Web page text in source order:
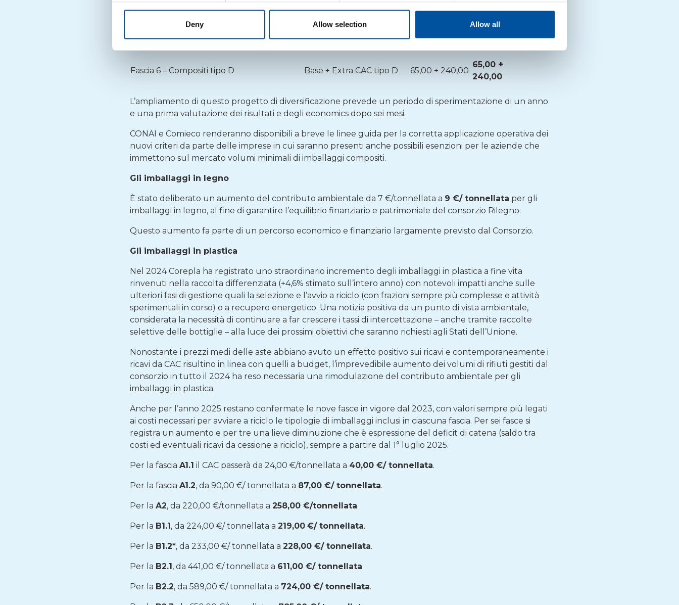
Deny Allow selection Allow all
Fascia 5.1 – Compositi tipo C1 (CERTIFICATI) Base + Extra CAC tipo C1 65,00 + 110,00 65,00 + 65,00
Fascia 5.2 – Compositi tipo C2 (NON
Base + Extra CAC tipo C2 65,00 + 110,00 65,00 + 110,00
Fascia 6 – Compositi tipo D Base + Extra CAC tipo D 65,00 + 240,00
65,00 +
240,00
L’ampliamento di questo progetto di diversificazione prevede un periodo di sperimentazione di un anno
e una prima valutazione dei risultati e degli economics dopo sei mesi.
CONAI e Comieco renderanno disponibili a breve le linee guida per la corretta applicazione operativa dei
nuovi criteri da parte delle imprese in cui saranno presenti anche possibili esenzioni per le aziende che
immettono sul mercato volumi minimali di imballaggi compositi.
Gli imballaggi in legno
È stato deliberato un aumento del contributo ambientale da 7 €/tonnellata a 9 €/ tonnellata per gli
imballaggi in legno, al fine di garantire l’equilibrio finanziario e patrimoniale del consorzio Rilegno.
Questo aumento fa parte di un percorso economico e finanziario largamente previsto dal Consorzio.
Gli imballaggi in plastica
Nel 2024 Corepla ha registrato uno straordinario incremento degli imballaggi in plastica a fine vita
rinvenuti nella raccolta differenziata (+4,6% stimato sull’intero anno) con notevoli impatti anche sulle
ulteriori fasi di gestione quali la selezione e l’avvio a riciclo (con frazioni sempre più complesse e attività
sperimentali in corso) o a recupero energetico. Una notizia positiva da un punto di vista ambientale,
considerata la necessità di continuare a far crescere i tassi di intercettazione – anche tramite raccolte
selettive delle bottiglie – alla luce dei prossimi obiettivi che saranno richiesti agli Stati dell’Unione.
Nonostante i prezzi medi delle aste abbiano avuto un effetto positivo sui ricavi e contemporaneamente i
ricavi da CAC risultino in linea con quelli a budget, l’imprevedibile aumento dei volumi di rifiuti gestiti dal
consorzio in tutto il 2024 ha reso necessaria una rimodulazione del contributo ambientale per gli
imballaggi in plastica.
Anche per l’anno 2025 restano confermate le nove fasce in vigore dal 2023, con valori sempre più legati
ai costi necessari per avviare a riciclo le tipologie di imballaggi inclusi in ciascuna fascia. Per sei fasce si
registra un aumento e per tre una lieve diminuzione che è espressione del deficit di catena (saldo tra
costi ed eventuali ricavi da cessione a riciclo), sempre a partire dal 1° luglio 2025.
Per la fasciaA1.1 il CAC passerà da 24,00 €/tonnellata a 40,00 €/ tonnellata.
Per la fasciaA1.2, da 90,00 €/ tonnellata a 87,00 €/ tonnellata.
Per laA2, da 220,00 €/tonnellata a258,00 €/tonnellata.
Per la B1.1, da 224,00 €/ tonnellata a219,00 €/ tonnellata.
Per la B1.2*, da 233,00 €/ tonnellata a228,00 €/ tonnellata.
Per la B2.1, da 441,00 €/ tonnellata a 611,00 €/ tonnellata.
Per la B2.2, da 589,00 €/ tonnellata a 724,00 €/ tonnellata.